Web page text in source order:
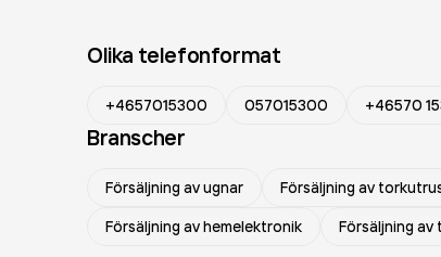
Olika telefonformat
+4657015300 057015300 +46570
Branscher
Försäljning av ugnar Försäljning av
Försäljning av hemelektronik
Försäljning av